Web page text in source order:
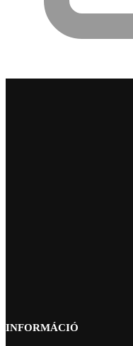
INFORMÁCIÓ